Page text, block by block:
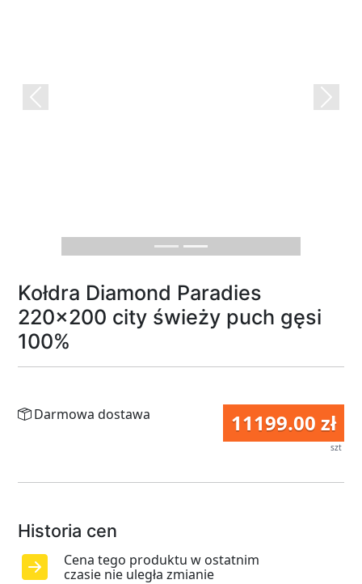
Previous Next
Kołdra Diamond Paradies
220x200 city świeży puch gęsi
100%
11199.00 zł
szt
Darmowa dostawa
Historia cen
Cena tego produktu w ostatnim
czasie nie uległa zmianie